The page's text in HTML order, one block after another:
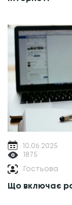
10.06.2025
1875
Гостьова
Що включає